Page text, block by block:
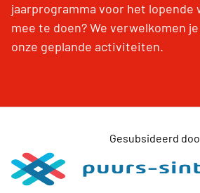
jaarprogramma voor het lopende
mee te doen? We verwelkomen
onze geplande activiteiten.
Gesubsideerd